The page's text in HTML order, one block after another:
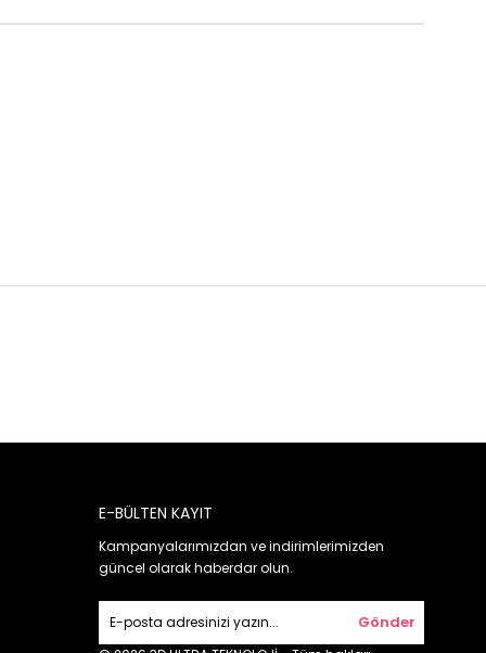
E-BÜLTEN KAYIT
Kampanyalarımızdan ve indirimlerimizden
güncel olarak haberdar olun.
Gönder